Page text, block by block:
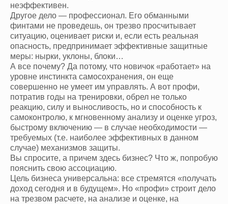
неэффективен.
Другое дело — профессионал. Его обманными
финтами не проведешь, он трезво просчитывает
ситуацию, оценивает риски и, если есть реальная
опасность, предпринимает эффективные защитные
меры: нырки, уклоны, блоки…
А все почему? Да потому, что новичок «работает» на
уровне инстинкта самосохранения, он еще
совершенно не умеет им управлять. А вот профи,
потратив годы на тренировки, обрел не только
реакцию, силу и выносливость, но и способность к
самоконтролю, к мгновенному анализу и оценке угроз,
быстрому включению — в случае необходимости —
требуемых (т.е. наиболее эффективных в данном
случае) механизмов защиты.
Вы спросите, а причем здесь бизнес? Что ж, попробую
пояснить свою ассоциацию.
Цель бизнеса универсальна: все стремятся «получать
доход сегодня и в будущем». Но «профи» строит дело
на трезвом расчете, на анализе и оценке, на